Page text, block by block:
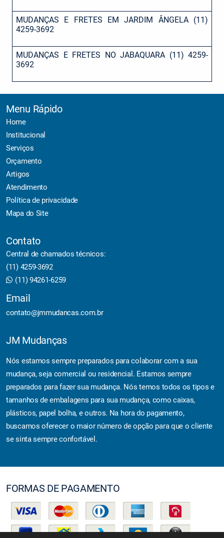
MUDANÇAS E FRETES EM JARDIM ÂNGELA (11)
4259-3692
MUDANÇAS E FRETES NO JABAQUARA (11) 4259-
3692
Menu Rápido
Home
Institucional
Serviços
Orçamento
Artigos
Atendimento
Política de privacidade
Mapa do Site
Contato
Central de chamados técnicos:
(11) 4259-3692
(11) 94261-6259
Email
contato@jmmudancas.com.br
JM Mudanças
Nós estamos sempre preparados para colaborar com a sua
mudança, seja comercial ou residencial. Estamos sempre
preparados para fazer sua mudança. Nós temos todos os tipos e
tamanhos de embalagens para sua mudança, como caixas,
plásticos, papel bolha, e outros. Na hora do pagamento,
buscamos oferecer o maior número de opção para que o cliente
se sinta sempre confortável.
FORMAS DE PAGAMENTO